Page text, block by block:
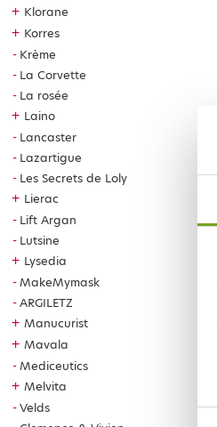
+ Klorane
+ Korres
Krème
La Corvette
La rosée
+ Laino
Lancaster
Lazartigue
Les Secrets de Loly
+ Lierac
Lift Argan
Lutsine
+ Lysedia
MakeMymask
ARGILETZ
+ Manucurist
+ Mavala
Mediceutics
+ Melvita
Velds